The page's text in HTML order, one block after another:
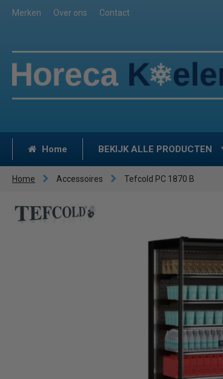
Merken Over ons Contact
Home BEKIJK ALLE PRODUCTEN
Home Accessoires Tefcold PC 1870 B